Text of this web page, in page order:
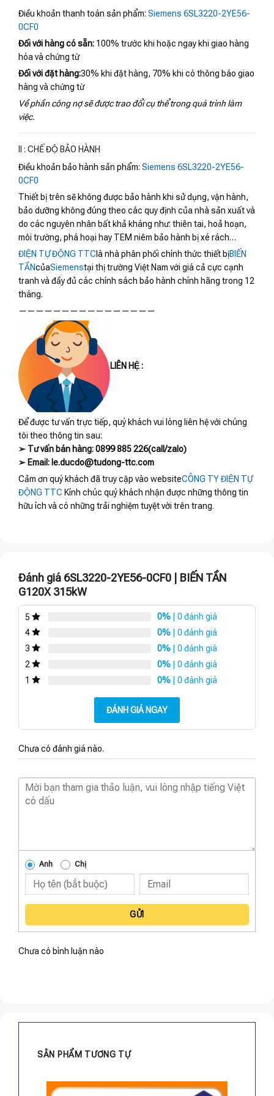
Điều khoản thanh toán sản phẩm: Siemens 6SL3220-2YE56-
0CF0
Đối với hàng có sẵn: 100% trước khi hoặc ngay khi giao hàng
hóa và chứng từ
Đối với đặt hàng:30% khi đặt hàng, 70% khi có thông báo giao
hàng và chứng từ
Về phần công nợ sẽ được trao đổi cụ thể trong quá trình làm
việc.
II : CHẾ ĐỘ BẢO HÀNH
Điều khoản bảo hành sản phẩm: Siemens 6SL3220-2YE56-
0CF0
Thiết bị trên sẽ không được bảo hành khi sử dụng, vận hành,
bảo dưỡng không đúng theo các quy định của nhà sản xuất và
do các nguyên nhân bất khả kháng như: thiên tai, hoả hoạn,
môi trường, phá hoại hay TEM niêm bảo hành bị xé rách…
ĐIỆN TỰ ĐỘNG TTC là nhà phân phối chính thức thiết bịBIẾN
TẦNcủaSiemenstại thị trường Việt Nam với giá cả cực cạnh
tranh và đầy đủ các chính sách bảo hành chính hãng trong 12
tháng.
————————————————
LIÊN HỆ :
Để được tư vấn trực tiếp, quý khách vui lòng liên hệ với chúng
tôi theo thông tin sau:
➢ Tư vấn bán hàng: 0899 885 226(call/zalo)
➢ Email: le.ducdo@tudong-ttc.com
Cảm ơn quý khách đã truy cập vào websiteCÔNG TY ĐIỆN TỰ
ĐỘNG TTC Kính chúc quý khách nhận được những thông tin
hữu ích và có những trải nghiệm tuyệt vời trên trang.
Đánh giá 6SL3220-2YE56-0CF0 | BIẾN TẦN
G120X 315kW
5 0% | 0 đánh giá
4
0% | 0 đánh giá
3
0% | 0 đánh giá
2
0% | 0 đánh giá
1
0% | 0 đánh giá
ĐÁNH GIÁ NGAY
Chưa có đánh giá nào.
Anh Chị
GỬI
Chưa có bình luận nào
SẢN PHẨM TƯƠNG TỰ